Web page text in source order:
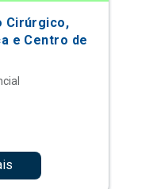
Cirúrgico,
e Centro de